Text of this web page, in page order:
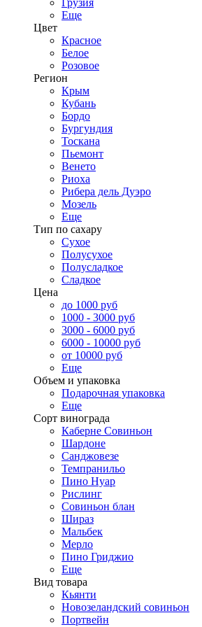
Грузия
Еще
Цвет
Красное
Белое
Розовое
Регион
Крым
Кубань
Бордо
Бургундия
Тоскана
Пьемонт
Венето
Риоха
Рибера дель Дуэро
Мозель
Еще
Тип по сахару
Сухое
Полусухое
Полусладкое
Сладкое
Цена
до 1000 руб
1000 - 3000 руб
3000 - 6000 руб
6000 - 10000 руб
от 10000 руб
Еще
Объем и упаковка
Подарочная упаковка
Еще
Сорт винограда
Каберне Совиньон
Шардоне
Санджовезе
Темпранильо
Пино Нуар
Рислинг
Совиньон блан
Шираз
Мальбек
Мерло
Пино Гриджио
Еще
Вид товара
Кьянти
Новозеландский совиньон
Портвейн